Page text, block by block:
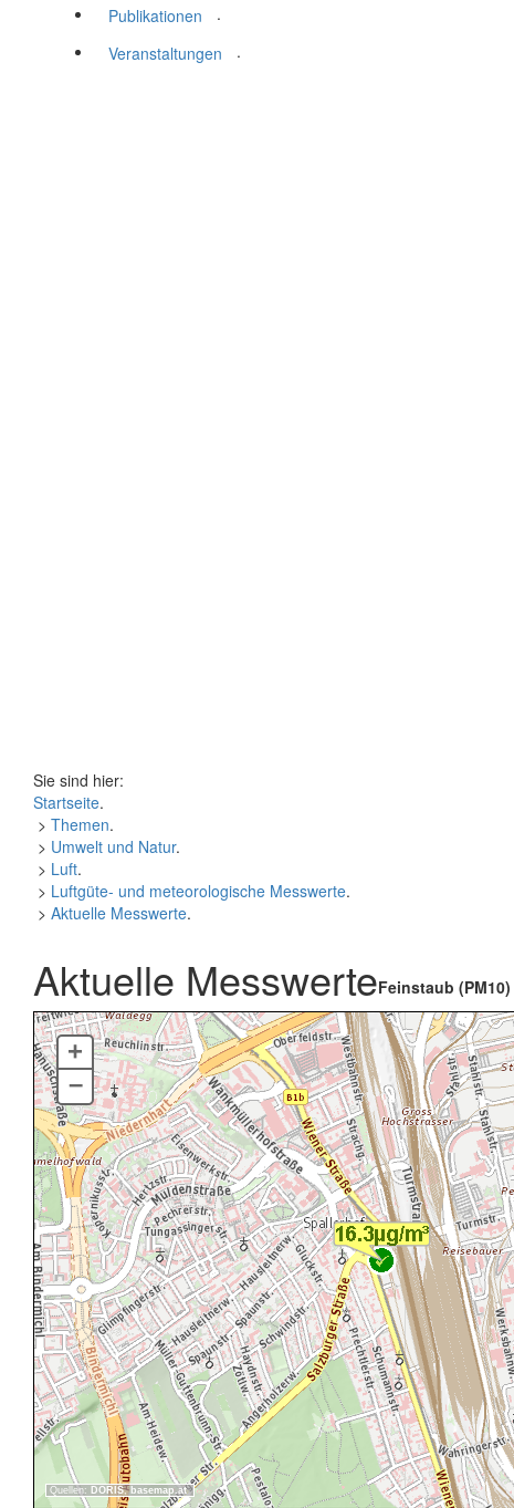
Publikationen
.
Veranstaltungen
.
Sie sind hier:
Startseite.
> Themen.
> Umwelt und Natur.
> Luft.
> Luftgüte- und meteorologische Messwerte.
> Aktuelle Messwerte.
Aktuelle MesswerteFeinstaub (PM10)
Quellen: DORIS, basemap.at
+
–